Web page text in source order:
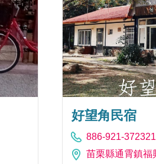
好望角民宿
886-921-372321
苗栗縣通霄鎮福